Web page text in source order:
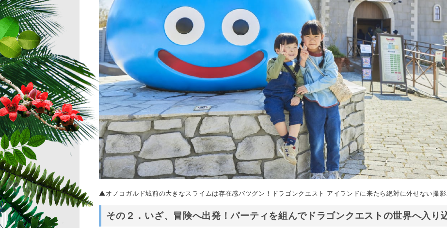
▲オノコガルド城前の大きなスライムは存在感バツグン！ドラゴンクエスト アイランドに来たら絶対に外せない撮影
その２．いざ、冒険へ出発！パーティを組んでドラゴンクエストの世界へ入り